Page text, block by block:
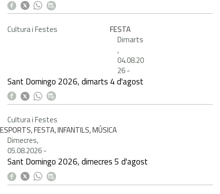
Cultura i Festes
FESTA
Dimarts
,
04.08.20
26-
Sant Domingo 2026, dimarts 4 d'agost
Cultura i Festes
ESPORTS, FESTA, INFANTILS, MÚSICA
Dimecres,
05.08.2026-
Sant Domingo 2026, dimecres 5 d'agost